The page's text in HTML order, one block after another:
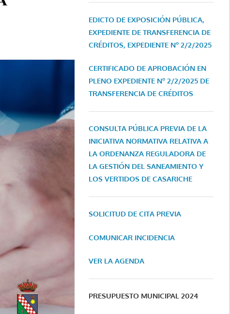
EDICTO DE EXPOSICIÓN PÚBLICA,
EXPEDIENTE DE TRANSFERENCIA DE
CRÉDITOS, EXPEDIENTE Nº 2/2/2025
CERTIFICADO DE APROBACIÓN EN
PLENO EXPEDIENTE Nº 2/2/2025 DE
TRANSFERENCIA DE CRÉDITOS
CONSULTA PÚBLICA PREVIA DE LA
INICIATIVA NORMATIVA RELATIVA A
LA ORDENANZA REGULADORA DE
LA GESTIÓN DEL SANEAMIENTO Y
LOS VERTIDOS DE CASARICHE
SOLICITUD DE CITA PREVIA
COMUNICAR INCIDENCIA
VER LA AGENDA
PRESUPUESTO MUNICIPAL 2024